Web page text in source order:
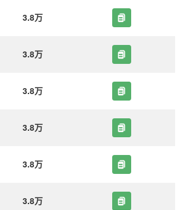
3.8万
3.8万
3.8万
3.8万
3.8万
3.8万